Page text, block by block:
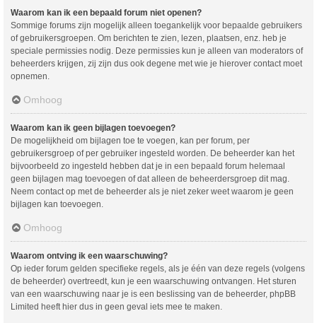
Waarom kan ik een bepaald forum niet openen?
Sommige forums zijn mogelijk alleen toegankelijk voor bepaalde gebruikers
of gebruikersgroepen. Om berichten te zien, lezen, plaatsen, enz. heb je
speciale permissies nodig. Deze permissies kun je alleen van moderators of
beheerders krijgen, zij zijn dus ook degene met wie je hierover contact moet
opnemen.
Omhoog
Waarom kan ik geen bijlagen toevoegen?
De mogelijkheid om bijlagen toe te voegen, kan per forum, per
gebruikersgroep of per gebruiker ingesteld worden. De beheerder kan het
bijvoorbeeld zo ingesteld hebben dat je in een bepaald forum helemaal
geen bijlagen mag toevoegen of dat alleen de beheerdersgroep dit mag.
Neem contact op met de beheerder als je niet zeker weet waarom je geen
bijlagen kan toevoegen.
Omhoog
Waarom ontving ik een waarschuwing?
Op ieder forum gelden specifieke regels, als je één van deze regels (volgens
de beheerder) overtreedt, kun je een waarschuwing ontvangen. Het sturen
van een waarschuwing naar je is een beslissing van de beheerder, phpBB
Limited heeft hier dus in geen geval iets mee te maken.